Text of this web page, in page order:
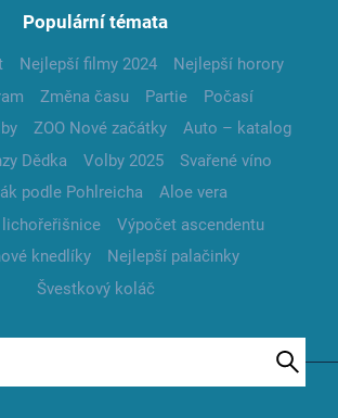
Populární témata
Nejlepší filmy 2024
Nejlepší horory
Změna času Partie
Počasí
ZOO Nové začátky
Auto – katalog
Dědka
Volby 2025
Svařené víno
podle Pohlreicha
Aloe vera
Výpočet ascendentu
knedlíky
Nejlepší palačinky
Švestkový koláč